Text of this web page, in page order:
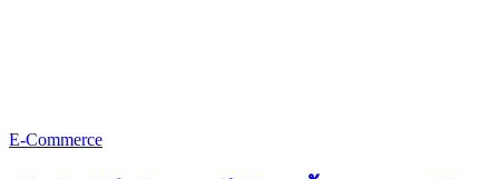
E-Commerce